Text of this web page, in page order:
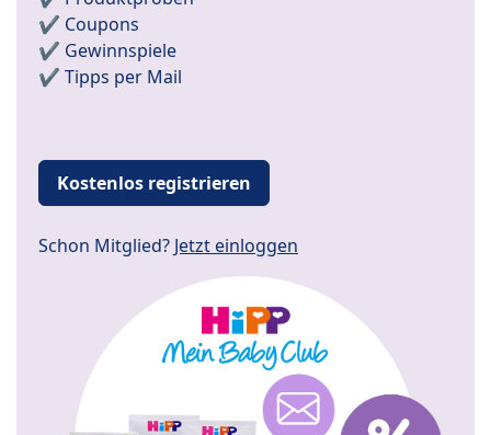
✔️ Coupons
✔️ Gewinnspiele
✔️ Tipps per Mail
Kostenlos registrieren
Schon Mitglied? Jetzt einloggen